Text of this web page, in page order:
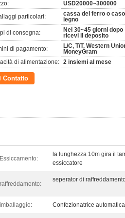
USD20000~300000
particolari:
cassa del ferro o
legno
di consegna:
Nei 30~45 giorni dopo
ricevi il deposito
di pagamento:
L/C, T/T, Western
MoneyGram
di alimentazione: 2 insiemi al mese
Contatto
Essiccamento:
la lunghezza 10m gira il
essiccatore
raffreddamento:
seperator di
imballaggio: Confezionatrice automatica